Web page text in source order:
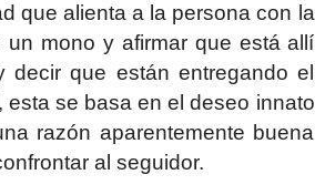
que alienta a la persona con la
un mono y afirmar que está allí
que están entregando el
se basa en el deseo innato
razón aparentemente buena
al seguidor.